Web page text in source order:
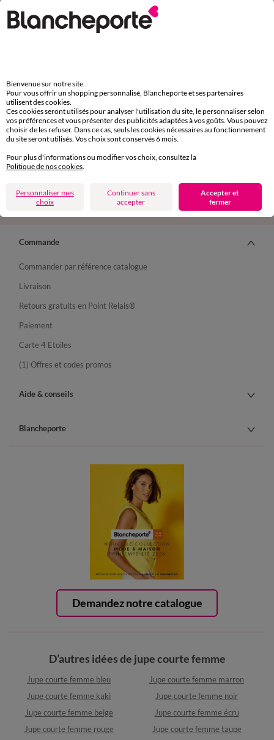
Téléchargez l’application
Depuis votre iPhone
Demandez notre catalogue
Commande
Commander par référence catalogue
Livraison
Retours gratuits en Point Relais®
Paiement
Carte 4 Etoiles
(1) Offres et codes promos
Aide & conseils
Blancheporte
D’autres idées de jupe courte femme
Jupe courte femme bleu
Jupe courte femme marron
Jupe courte femme kaki
Jupe courte femme noir
Jupe courte femme beige
Jupe courte femme écru
Jupe courte femme rouge
Jupe courte femme taupe
Bienvenue sur notre site.
Pour vous offrir un shopping personnalisé, Blancheporte et ses partenaires
utilisent des cookies.
Ces cookies seront utilisés pour analyser l'utilisation du site, le personnaliser selon
vos préférences et vous présenter des publicités adaptées à vos goûts. Vous pouvez
choisir de les refuser. Dans ce cas, seuls les cookies nécessaires au fonctionnement
du site seront utilisés. Vos choix sont conservés 6 mois.
Pour plus d'informations ou modifier vos choix, consultez la
Politique de nos cookies.
Personnaliser mes
choix
Continuer sans
accepter
Accepter et
fermer